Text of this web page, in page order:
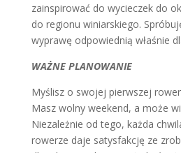
zainspirować do wycieczek do
do regionu winiarskiego.
wyprawę odpowiednią właśnie
WAŻNE PLANOWANIE
Myślisz o swojej pierwszej
Masz wolny weekend, a może
Niezależnie od tego, każda
rowerze daje satysfakcję ze